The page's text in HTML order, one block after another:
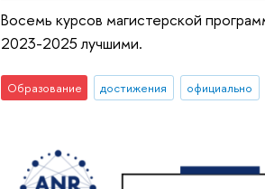
Восемь курсов магистерской
2023-2025 лучшими.
Образование достижения официально